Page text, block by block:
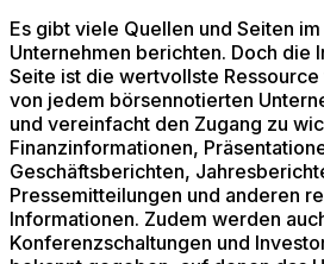
Es gibt viele Quellen und Seiten
Unternehmen berichten. Doch die
Seite ist die wertvollste
von jedem börsennotierten
und vereinfacht den Zugang zu
Finanzinformationen,
Geschäftsberichten,
Pressemitteilungen und anderen
Informationen. Zudem werden
Konferenzschaltungen und